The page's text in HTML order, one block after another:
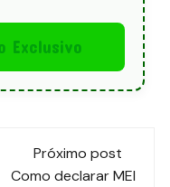
Exclusivo
Próximo post
Como declarar MEI